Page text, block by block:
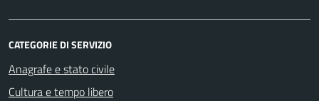
CATEGORIE DI SERVIZIO
Anagrafe e stato civile
Cultura e tempo libero